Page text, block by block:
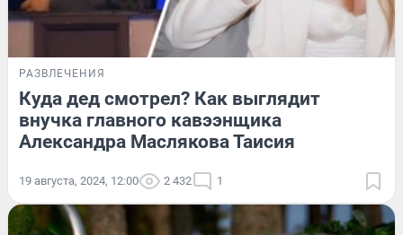
РАЗВЛЕЧЕНИЯ
Куда дед смотрел? Как выглядит
внучка главного кавээнщика
Александра Маслякова Таисия
19 августа, 2024, 12:00 2 432 1